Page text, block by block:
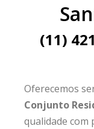
(11)
Oferecemos
Conjunto
qualidade com